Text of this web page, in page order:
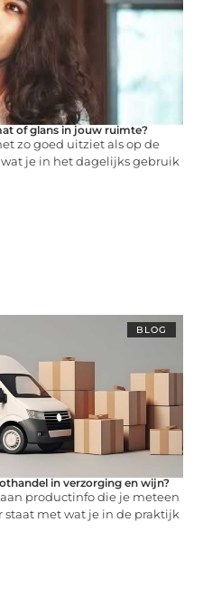
of glans in jouw ruimte?
zo goed uitziet als op de
je in het dagelijks gebruik
BLOG
in verzorging en wijn?
productinfo die je meteen
met wat je in de praktijk